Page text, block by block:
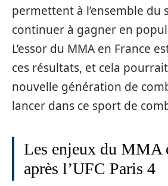
permettent à l’ensemble du
continuer à gagner en
L’essor du MMA en France
ces résultats, et cela
nouvelle génération de
lancer dans ce sport de
Les enjeux du MMA
après l’UFC Paris 4